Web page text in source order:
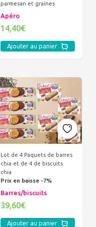
parmesan et graines
Apéro
14,40€
Ajouter au panier
Lot de 4 Paquets de barres
chia et de 4 de biscuits
chia
Prix en baisse -7%
Barres/biscuits
39,60€
Ajouter au panier